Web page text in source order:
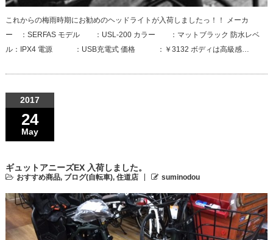
これからの梅雨時期にお勧めのヘッドライトが入荷しましたっ！！ メーカ
ー ：SERFAS モデル ：USL-200 カラー ：マットブラック 防水レベ
ル：IPX4 電源 ：USB充電式 価格 ：￥3132 ボディは高級感…
2017
24
May
ギュットアニーズEX 入荷しました。
おすすめ商品, ブログ(自転車), 住道店 suminodou